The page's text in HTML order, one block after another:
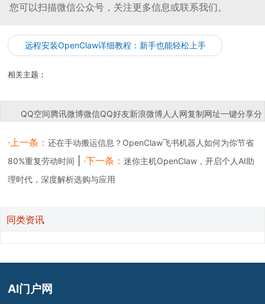
您可以扫描微信公众号，关注更多信息或联系我们。
远程安装OpenClaw详细教程：新手也能轻松上手
相关主题：
QQ空间腾讯微博微信QQ好友新浪微博人人网复制网址一键分享分
·上一条：还在手动搬运信息？OpenClaw飞书机器人如何为你节省
80%重复劳动时间
·下一条：迷你主机OpenClaw，开启个人AI助
理时代，深度解析选购与应用
同类资讯
AI门户网